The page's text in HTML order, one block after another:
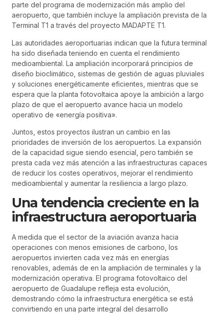
parte del programa de modernización más amplio del
aeropuerto, que también incluye la ampliación prevista de la
Terminal T1 a través del proyecto MADAPTE T1.
Las autoridades aeroportuarias indican que la futura terminal
ha sido diseñada teniendo en cuenta el rendimiento
medioambiental. La ampliación incorporará principios de
diseño bioclimático, sistemas de gestión de aguas pluviales
y soluciones energéticamente eficientes, mientras que se
espera que la planta fotovoltaica apoye la ambición a largo
plazo de que el aeropuerto avance hacia un modelo
operativo de «energía positiva».
Juntos, estos proyectos ilustran un cambio en las
prioridades de inversión de los aeropuertos. La expansión
de la capacidad sigue siendo esencial, pero también se
presta cada vez más atención a las infraestructuras capaces
de reducir los costes operativos, mejorar el rendimiento
medioambiental y aumentar la resiliencia a largo plazo.
Una tendencia creciente en la
infraestructura aeroportuaria
A medida que el sector de la aviación avanza hacia
operaciones con menos emisiones de carbono, los
aeropuertos invierten cada vez más en energías
renovables, además de en la ampliación de terminales y la
modernización operativa. El programa fotovoltaico del
aeropuerto de Guadalupe refleja esta evolución,
demostrando cómo la infraestructura energética se está
convirtiendo en una parte integral del desarrollo